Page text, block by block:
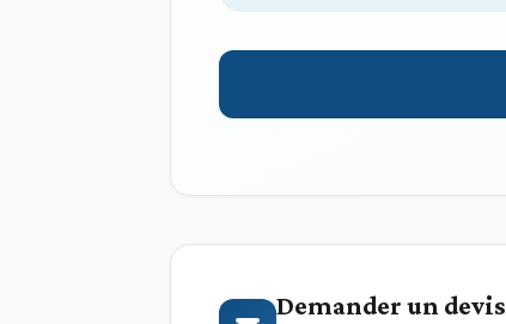
Demander un devis